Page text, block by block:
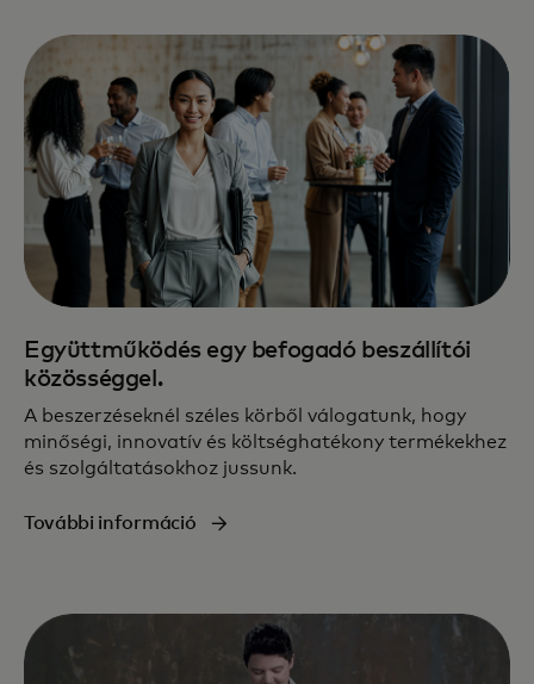
Együttműködés egy befogadó beszállítói
közösséggel.
A beszerzéseknél széles körből válogatunk, hogy
minőségi, innovatív és költséghatékony termékekhez
és szolgáltatásokhoz jussunk.
További információ